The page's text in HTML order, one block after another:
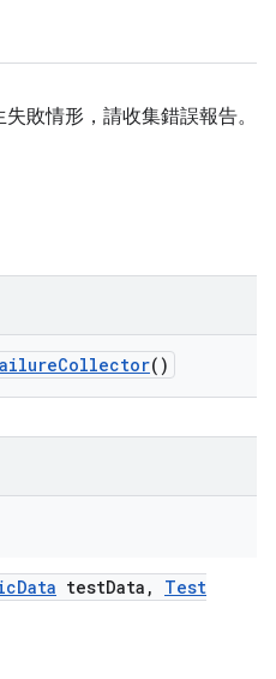
敗情形，請收集錯誤報告。
Collector()
Data testData ,
Test